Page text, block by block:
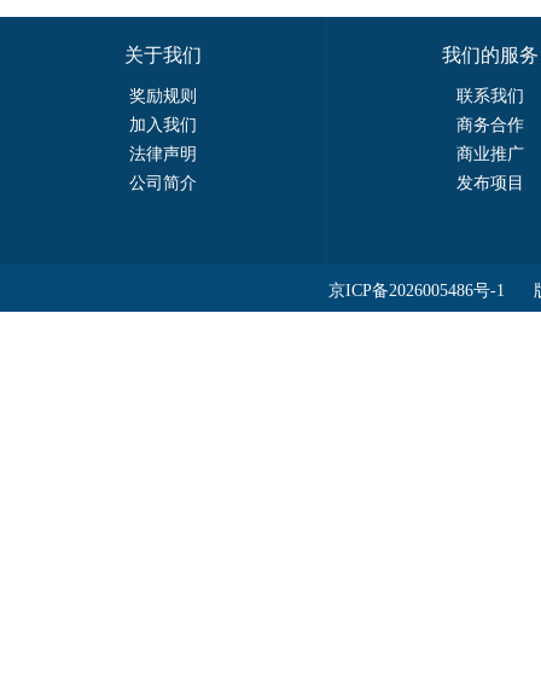
关于我们
奖励规则
加入我们
法律声明
公司简介
我们的服务
联系我们
商务合作
商业推广
发布项目
京ICP备2026005486号-1